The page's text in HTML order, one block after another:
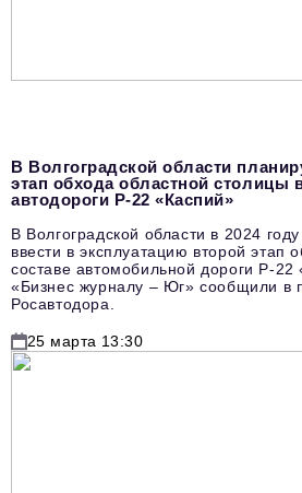
В Волгоградской области
этап обхода областной столицы
автодороги Р-22 «Каспий»
В Волгоградской области в 2024
ввести в эксплуатацию второй этап
составе автомобильной дороги Р-
«Бизнес журналу – Юг» сообщили в
Росавтодора.
25 марта 13:30